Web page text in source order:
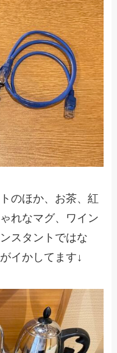
のほか、お茶、紅
れなマグ、ワイン
スタントではな
イかしてます↓